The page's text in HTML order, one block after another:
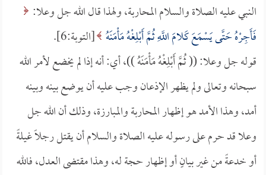
النبي عليه الصلاة والسلام المحاربة، ولهذا قال الله جل وعلا:
فَأَجِرْهُ حَتَّى يَسْمَعَ كَلامَ اللَّهِ ثُمَّ أَبْلِغْهُ مَأْمَنَهُ [التوبة:6].
قوله جل وعلا: (( ثُمَّ أَبْلِغْهُ مَأْمَنَهُ ))، أي: أنه إذا لم يخضع لأمر الله
سبحانه وتعالى ولم يظهر الإذعان وجب عليه أن يوضع بينه وبينه
أمد، وهذا الأمد هو إظهار المحاربة والمبارزة، وذلك أن الله جل
وعلا قد حرم على رسوله عليه الصلاة والسلام أن يقتل رجلاً غيلةً
أو خدعةً من غير بيانٍ أو إظهار حجة له، وهذا مقتضى العدل، فالله